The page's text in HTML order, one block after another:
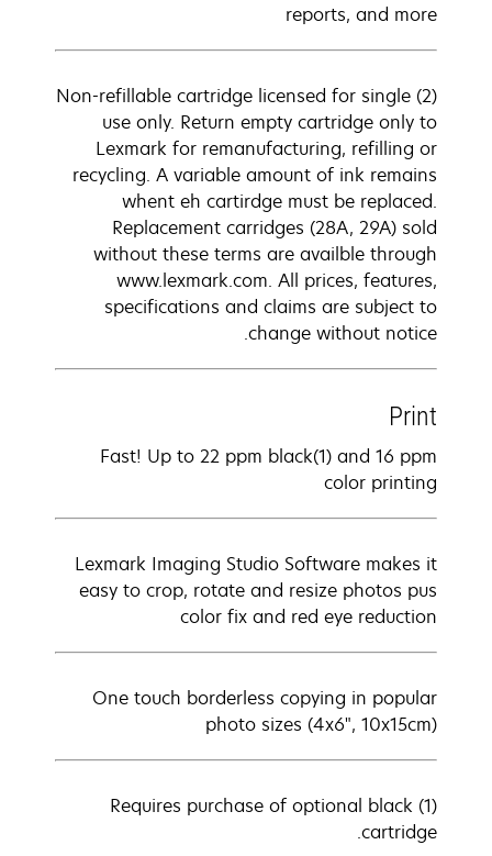
reports, and more
(2) Non-refillable cartridge licensed for single
use only. Return empty cartridge only to
Lexmark for remanufacturing, refilling or
recycling. A variable amount of ink remains
whent eh cartirdge must be replaced.
Replacement carridges (28A, 29A) sold
without these terms are availble through
www.lexmark.com. All prices, features,
specifications and claims are subject to
change without notice.
Print
Fast! Up to 22 ppm black(1) and 16 ppm
color printing
Lexmark Imaging Studio Software makes it
easy to crop, rotate and resize photos pus
color fix and red eye reduction
One touch borderless copying in popular
photo sizes (4x6", 10x15cm)
(1) Requires purchase of optional black
cartridge.